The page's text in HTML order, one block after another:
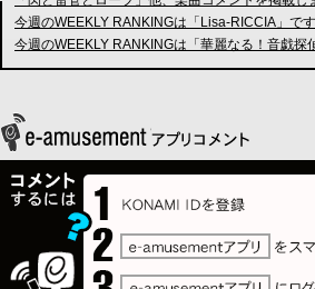
今週のWEEKLY RANKINGは「Lisa-RICCIA」です
今週のWEEKLY RANKINGは「華麗なる！音戯探